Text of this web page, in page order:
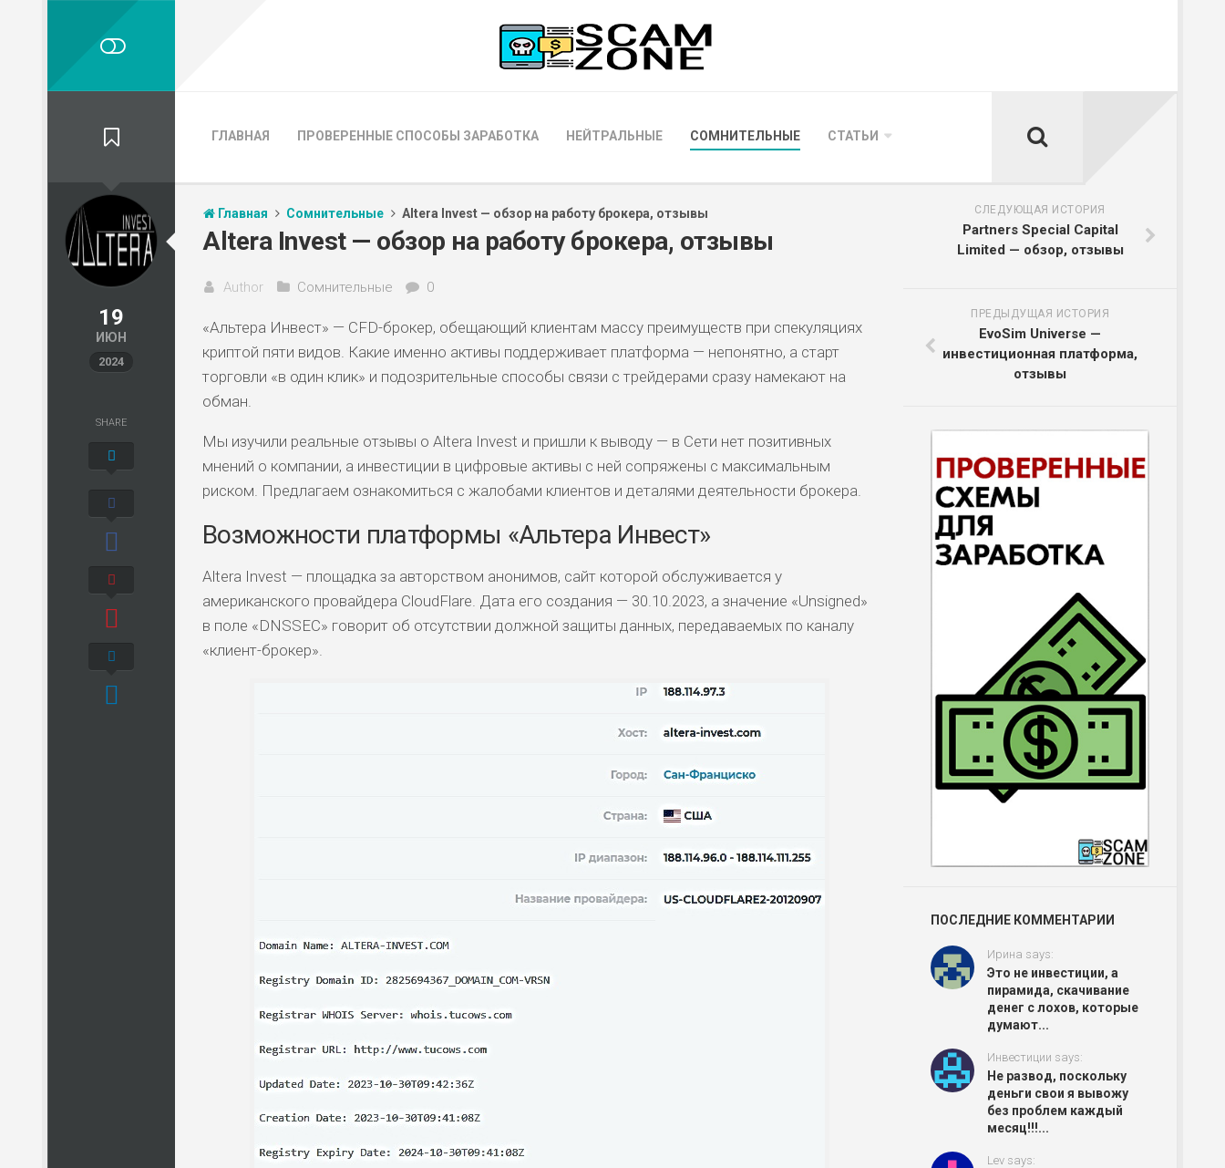
ГЛАВНАЯ ПРОВЕРЕННЫЕ СПОСОБЫ ЗАРАБОТКА НЕЙТРАЛЬНЫЕ СОМНИТЕЛЬНЫЕ СТАТЬИ
19
ИЮН
2024
Главная Сомнительные Altera Invest — обзор на работу брокера, отзывы
Altera Invest — обзор на работу брокера, отзывы
Author Сомнительные 0
«Альтера Инвест» — CFD-брокер, обещающий клиентам массу преимуществ при спекуляциях
криптой пяти видов. Какие именно активы поддерживает платформа — непонятно, а старт
торговли «в один клик» и подозрительные способы связи с трейдерами сразу намекают на
обман.
Мы изучили реальные отзывы о Altera Invest и пришли к выводу — в Сети нет позитивных
мнений о компании, а инвестиции в цифровые активы с ней сопряжены с максимальным
риском. Предлагаем ознакомиться с жалобами клиентов и деталями деятельности брокера.
Возможности платформы «Альтера Инвест»
Altera Invest — площадка за авторством анонимов, сайт которой обслуживается у
американского провайдера CloudFlare. Дата его создания — 30.10.2023, а значение «Unsigned»
в поле «DNSSEC» говорит об отсутствии должной защиты данных, передаваемых по каналу
«клиент-брокер».
SHARE
СЛЕДУЮЩАЯ ИСТОРИЯ
Partners Special Capital
Limited — обзор, отзывы
ПРЕДЫДУЩАЯ ИСТОРИЯ
EvoSim Universe —
инвестиционная платформа,
отзывы
ПОСЛЕДНИЕ КОММЕНТАРИИ
Ирина says:
Это не инвестиции, а
пирамида, скачивание
денег с лохов, которые
думают...
Инвестиции says:
Не развод, поскольку
деньги свои я вывожу
без проблем каждый
месяц!!!...
Lev says: